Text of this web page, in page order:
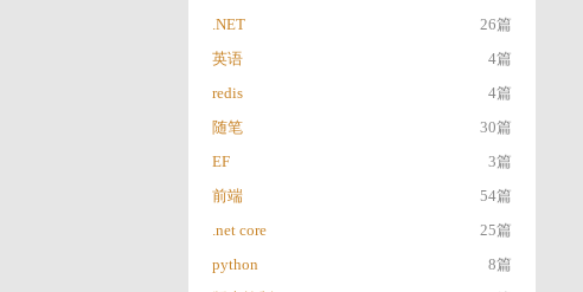
.NET
26篇
英语
4篇
redis
4篇
随笔
30篇
EF
3篇
前端
54篇
.net core
25篇
python
8篇